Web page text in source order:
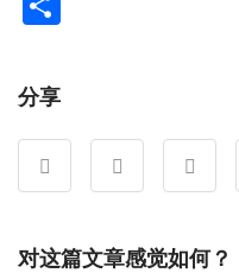
分享
对这篇文章感觉如何？